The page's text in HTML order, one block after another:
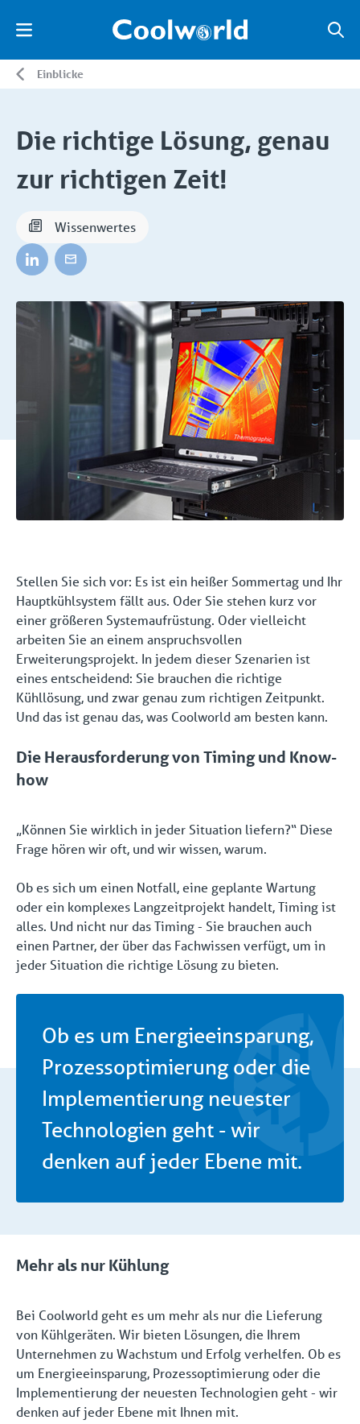
Einblicke
Die richtige Lösung, genau
zur richtigen Zeit!
Wissenwertes
Stellen Sie sich vor: Es ist ein heißer Sommertag und Ihr
Hauptkühlsystem fällt aus. Oder Sie stehen kurz vor
einer größeren Systemaufrüstung. Oder vielleicht
arbeiten Sie an einem anspruchsvollen
Erweiterungsprojekt. In jedem dieser Szenarien ist
eines entscheidend: Sie brauchen die richtige
Kühllösung, und zwar genau zum richtigen Zeitpunkt.
Und das ist genau das, was Coolworld am besten kann.
Die Herausforderung von Timing und Know-
how
„Können Sie wirklich in jeder Situation liefern?“ Diese
Frage hören wir oft, und wir wissen, warum.
Ob es sich um einen Notfall, eine geplante Wartung
oder ein komplexes Langzeitprojekt handelt, Timing ist
alles. Und nicht nur das Timing - Sie brauchen auch
einen Partner, der über das Fachwissen verfügt, um in
jeder Situation die richtige Lösung zu bieten.
Ob es um Energieeinsparung,
Prozessoptimierung oder die
Implementierung neuester
Technologien geht - wir
denken auf jeder Ebene mit.
Mehr als nur Kühlung
Bei Coolworld geht es um mehr als nur die Lieferung
von Kühlgeräten. Wir bieten Lösungen, die Ihrem
Unternehmen zu Wachstum und Erfolg verhelfen. Ob es
um Energieeinsparung, Prozessoptimierung oder die
Implementierung der neuesten Technologien geht - wir
denken auf jeder Ebene mit Ihnen mit.